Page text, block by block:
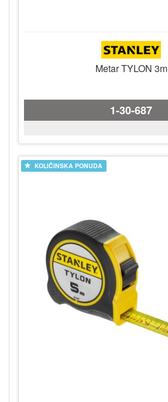
Metar TYLON 3m
1-30-687
KOLIČINSKA PONUDA